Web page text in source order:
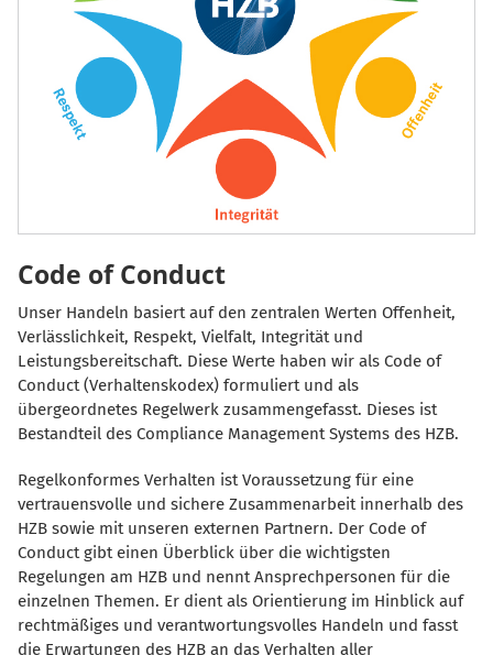
Code of Conduct
Unser Handeln basiert auf den zentralen Werten Offenheit,
Verlässlichkeit, Respekt, Vielfalt, Integrität und
Leistungsbereitschaft. Diese Werte haben wir als Code of
Conduct (Verhaltenskodex) formuliert und als
übergeordnetes Regelwerk zusammengefasst. Dieses ist
Bestandteil des Compliance Management Systems des HZB.
Regelkonformes Verhalten ist Voraussetzung für eine
vertrauensvolle und sichere Zusammenarbeit innerhalb des
HZB sowie mit unseren externen Partnern. Der Code of
Conduct gibt einen Überblick über die wichtigsten
Regelungen am HZB und nennt Ansprechpersonen für die
einzelnen Themen. Er dient als Orientierung im Hinblick auf
rechtmäßiges und verantwortungsvolles Handeln und fasst
die Erwartungen des HZB an das Verhalten aller